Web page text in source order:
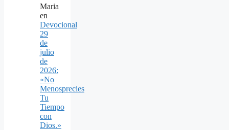
Maria
en
Devocional
29
de
julio
de
2026:
«No
Menosprecies
Tu
Tiempo
con
Dios.»